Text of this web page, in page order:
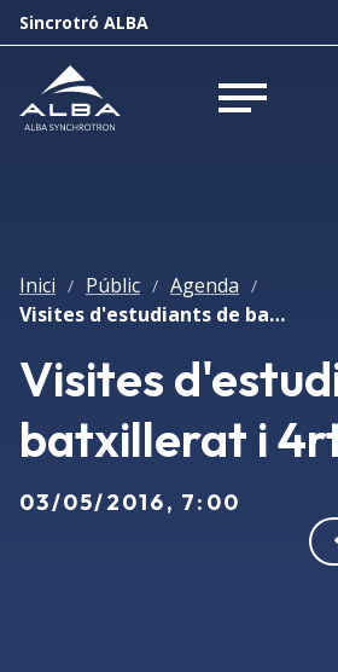
Sincrotró ALBA
Obrir menú
Inici / Públic / Agenda /
Visites d'estudiants de batxillerat i 4rt ESO
Visites
batxillerat i
03/05/2016, 7:00